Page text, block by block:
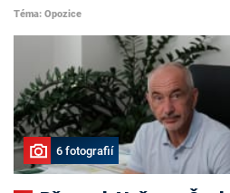
Téma: Opozice
6 fotografií